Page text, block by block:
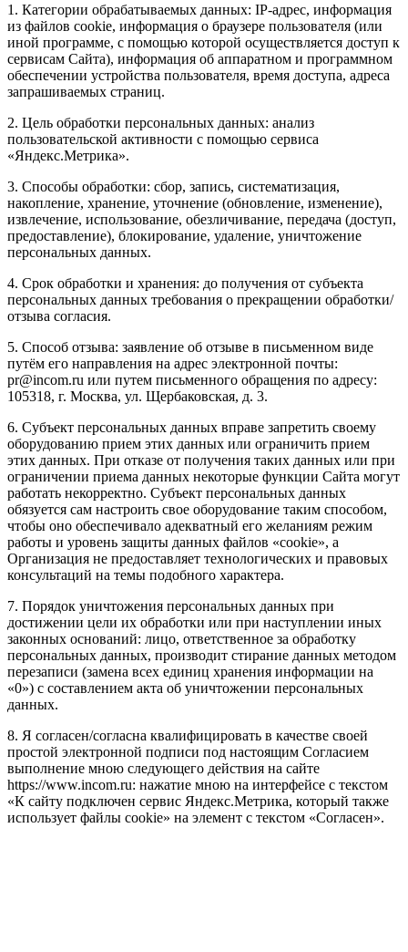
1. Категории обрабатываемых данных: IP-адрес, информация
из файлов cookie, информация о браузере пользователя (или
иной программе, с помощью которой осуществляется доступ к
сервисам Сайта), информация об аппаратном и программном
обеспечении устройства пользователя, время доступа, адреса
запрашиваемых страниц.
2. Цель обработки персональных данных: анализ
пользовательской активности с помощью сервиса
«Яндекс.Метрика».
3. Способы обработки: сбор, запись, систематизация,
накопление, хранение, уточнение (обновление, изменение),
извлечение, использование, обезличивание, передача (доступ,
предоставление), блокирование, удаление, уничтожение
персональных данных.
4. Срок обработки и хранения: до получения от субъекта
персональных данных требования о прекращении обработки/
отзыва согласия.
5. Способ отзыва: заявление об отзыве в письменном виде
путём его направления на адрес электронной почты:
pr@incom.ru или путем письменного обращения по адресу:
105318, г. Москва, ул. Щербаковская, д. 3.
6. Субъект персональных данных вправе запретить своему
оборудованию прием этих данных или ограничить прием
этих данных. При отказе от получения таких данных или при
ограничении приема данных некоторые функции Сайта могут
работать некорректно. Субъект персональных данных
обязуется сам настроить свое оборудование таким способом,
чтобы оно обеспечивало адекватный его желаниям режим
работы и уровень защиты данных файлов «cookie», а
Организация не предоставляет технологических и правовых
консультаций на темы подобного характера.
7. Порядок уничтожения персональных данных при
достижении цели их обработки или при наступлении иных
законных оснований: лицо, ответственное за обработку
персональных данных, производит стирание данных методом
перезаписи (замена всех единиц хранения информации на
«0») с составлением акта об уничтожении персональных
данных.
8. Я согласен/согласна квалифицировать в качестве своей
простой электронной подписи под настоящим Согласием
выполнение мною следующего действия на сайте
https://www.incom.ru: нажатие мною на интерфейсе с текстом
«К сайту подключен сервис Яндекс.Метрика, который также
использует файлы cookie» на элемент с текстом «Согласен».